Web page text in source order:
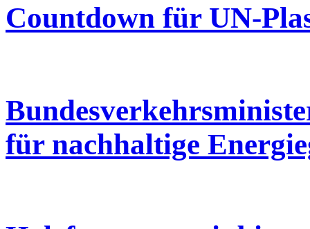
Countdown für UN-
für nachhaltige